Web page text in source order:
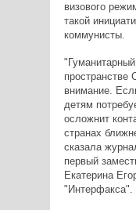
визового
такой
коммунисты.
пространстве
внимание.
детям
осложнит
странах
сказала
первый
Екатерина
"Интерфакса".